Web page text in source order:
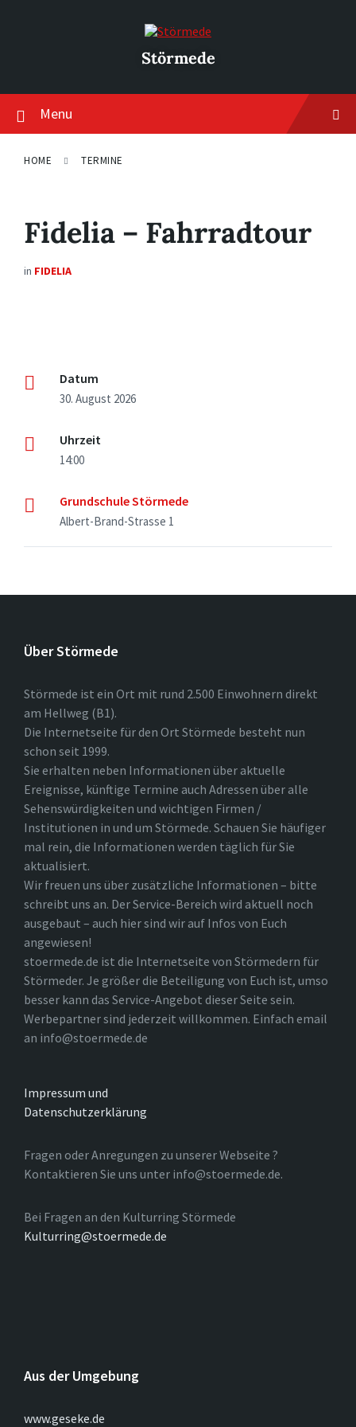
Störmede
Menu
HOME TERMINE
Fidelia – Fahrradtour
in FIDELIA
Datum
30. August 2026
Uhrzeit
14:00
Grundschule Störmede
Albert-Brand-Strasse 1
Über Störmede
Störmede ist ein Ort mit rund 2.500 Einwohnern direkt
am Hellweg (B1).
Die Internetseite für den Ort Störmede besteht nun
schon seit 1999.
Sie erhalten neben Informationen über aktuelle
Ereignisse, künftige Termine auch Adressen über alle
Sehenswürdigkeiten und wichtigen Firmen /
Institutionen in und um Störmede. Schauen Sie häufiger
mal rein, die Informationen werden täglich für Sie
aktualisiert.
Wir freuen uns über zusätzliche Informationen – bitte
schreibt uns an. Der Service-Bereich wird aktuell noch
ausgebaut – auch hier sind wir auf Infos von Euch
angewiesen!
stoermede.de ist die Internetseite von Störmedern für
Störmeder. Je größer die Beteiligung von Euch ist, umso
besser kann das Service-Angebot dieser Seite sein.
Werbepartner sind jederzeit willkommen. Einfach email
an info@stoermede.de
Impressum und
Datenschutzerklärung
Fragen oder Anregungen zu unserer Webseite ?
Kontaktieren Sie uns unter info@stoermede.de.
Bei Fragen an den Kulturring Störmede
Kulturring@stoermede.de
Aus der Umgebung
www.geseke.de